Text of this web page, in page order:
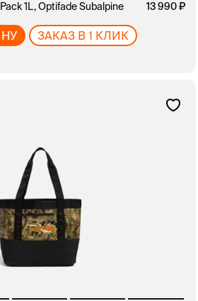
1L, Optifade Subalpine
13 990
ЗАКАЗ В 1 КЛИК